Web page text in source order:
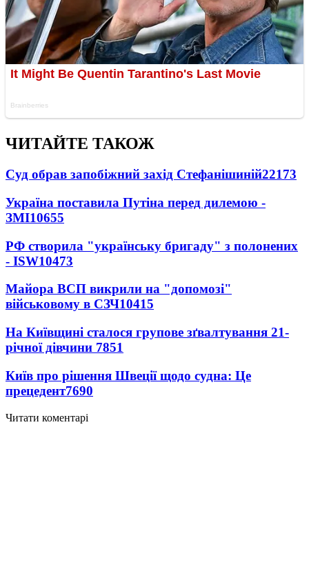
ЧИТАЙТЕ ТАКОЖ
Суд обрав запобіжний захід Стефанішиній22173
Україна поставила Путіна перед дилемою -
ЗМІ10655
РФ створила "українську бригаду" з полонених
- ISW10473
Майора ВСП викрили на "допомозі"
військовому в СЗЧ10415
На Київщині сталося групове зґвалтування 21-
річної дівчини 7851
Київ про рішення Швеції щодо судна: Це
прецедент7690
Читати коментарі